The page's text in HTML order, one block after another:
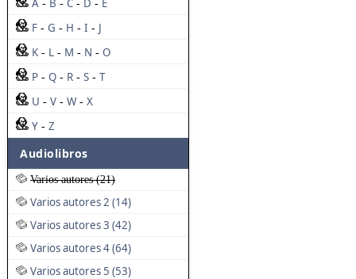
A - B - C - D - E
F - G - H - I - J
K - L - M - N - O
P - Q - R - S - T
U - V - W - X
Y - Z
Audiolibros
Varios autores (21)
Varios autores 2 (14)
Varios autores 3 (42)
Varios autores 4 (64)
Varios autores 5 (53)